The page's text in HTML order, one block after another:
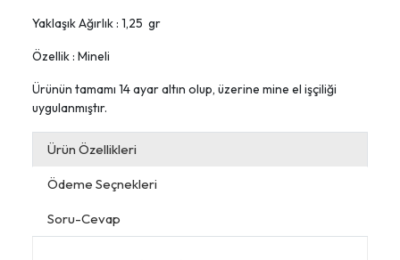
Yaklaşık Ağırlık : 1,25 gr
Özellik : Mineli
Ürünün tamamı 14 ayar altın olup, üzerine mine el işçiliği
uygulanmıştır.
Ürün Özellikleri
Ödeme Seçnekleri
Soru-Cevap